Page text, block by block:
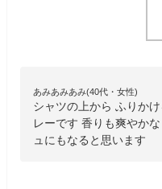
あみあみあみ(40代・女性)
シャツの上から ふりか
レーです 香りも爽やか
ュにもなると思います